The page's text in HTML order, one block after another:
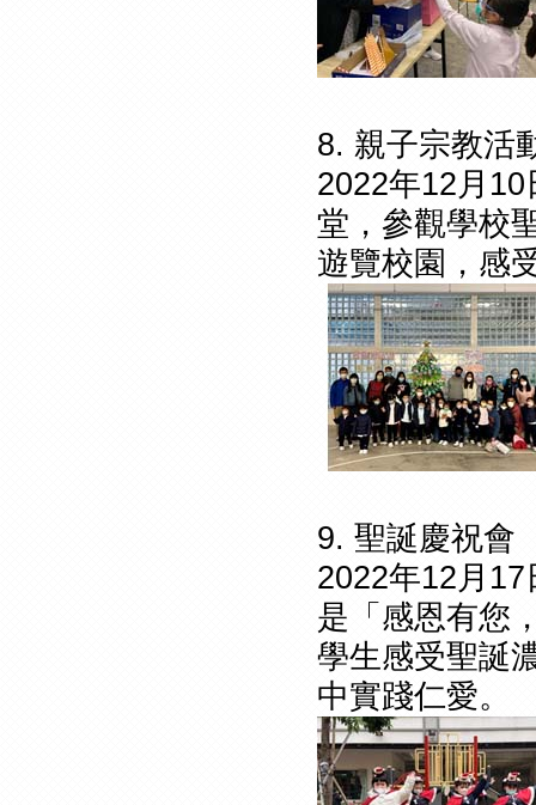
8. 親子宗教活
2022年12月
堂，參觀學校
遊覽校園，感
9. 聖誕慶祝會
2022年12月
是「感恩有您
學生感受聖誕
中實踐仁愛。